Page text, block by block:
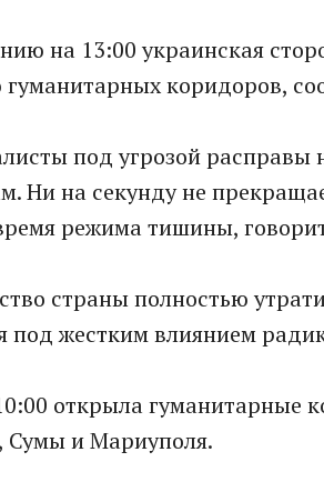
на 13:00 украинская
гуманитарных коридоров,
под угрозой
Ни на секунду не
режима тишины,
страны полностью
под жестким влиянием
открыла гуманитарные
Сумы и Мариуполя.